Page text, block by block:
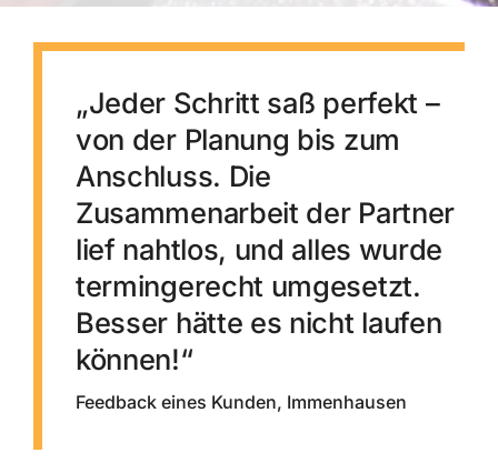
„Jeder Schritt saß perfekt –
von der Planung bis zum
Anschluss. Die
Zusammenarbeit der Partner
lief nahtlos, und alles wurde
termingerecht umgesetzt.
Besser hätte es nicht laufen
können!“
Feedback eines Kunden, Immenhausen